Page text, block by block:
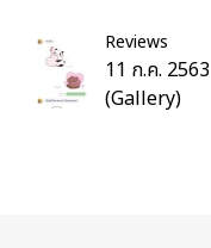
Reviews
11 ก.ค. 2563
(Gallery)